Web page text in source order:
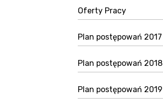
Oferty Pracy
Plan postępowań 2017
Plan postępowań 2018
Plan postępowań 2019